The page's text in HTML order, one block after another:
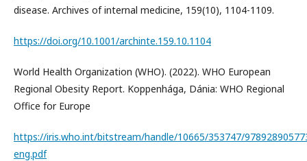
disease. Archives of internal medicine, 159(10), 1104-1109.
https://doi.org/10.1001/archinte.159.10.1104
World Health Organization (WHO). (2022). WHO European
Regional Obesity Report. Koppenhága, Dánia: WHO Regional
Office for Europe
https://iris.who.int/bitstream/handle/10665/353747/
eng.pdf